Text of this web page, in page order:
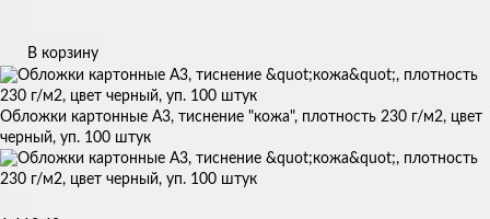
В корзину
Обложки картонные А3, тиснение "кожа", плотность 230 г/м2, цвет
черный, уп. 100 штук